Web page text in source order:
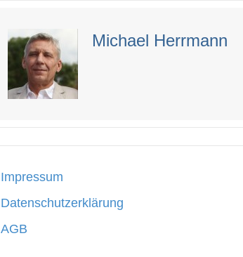
navigation
Michael Herrmann
Impressum
Datenschutzerklärung
AGB